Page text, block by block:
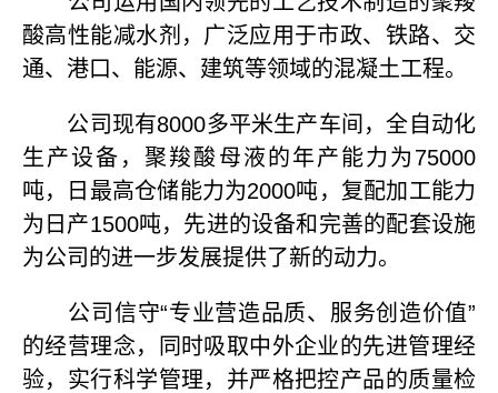
酸高性能减水剂，广泛应用于市政、铁路、交
通、港口、能源、建筑等领域的混凝土工程。
公司现有8000多平米生产车间，全自动化
生产设备，聚羧酸母液的年产能力为75000
吨，日最高仓储能力为2000吨，复配加工能力
为日产1500吨，先进的设备和完善的配套设施
为公司的进一步发展提供了新的动力。
公司信守“专业营造品质、服务创造价值”
的经营理念，同时吸取中外企业的先进管理经
验，实行科学管理，并严格把控产品的质量检